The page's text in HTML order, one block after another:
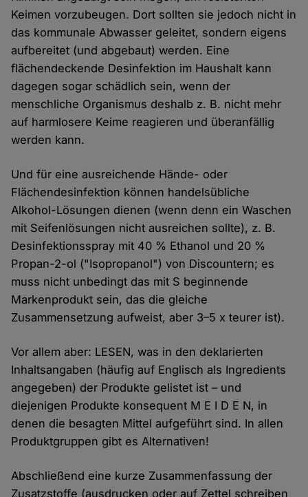
Keimen vorzubeugen. Dort sollten sie jedoch nicht in
das kommunale Abwasser geleitet, sondern eigens
aufbereitet (und abgebaut) werden. Eine
flächendeckende Desinfektion im Haushalt kann
dagegen sogar schädlich sein, wenn der
menschliche Organismus deshalb z. B. nicht mehr
auf harmlosere Keime reagieren und überanfällig
werden kann.
Und für eine ausreichende Hände- oder
Flächendesinfektion können handelsübliche
Alkohol-Lösungen dienen (wenn denn ein Waschen
mit Seifenlösungen nicht ausreichen sollte), z. B.
Desinfektionsspray mit 40 % Ethanol und 20 %
Propan-2-ol ("Isopropanol") von Discountern; es
muss nicht unbedingt das mit S beginnende
Markenprodukt sein, das die gleiche
Zusammensetzung aufweist, aber 3–5 x teurer ist).
Vor allem aber: LESEN, was in den deklarierten
Inhaltsangaben (häufig auf Englisch als Ingredients
angegeben) der Produkte gelistet ist – und
diejenigen Produkte konsequent M E I D E N, in
denen die besagten Mittel aufgeführt sind. In allen
Produktgruppen gibt es Alternativen!
Abschließend eine kurze Zusammenfassung der
Zusatzstoffe (ausdrucken oder auf Zettel schreiben